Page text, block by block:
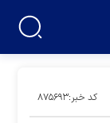
کد خبر:۸۷۵۶۹۳